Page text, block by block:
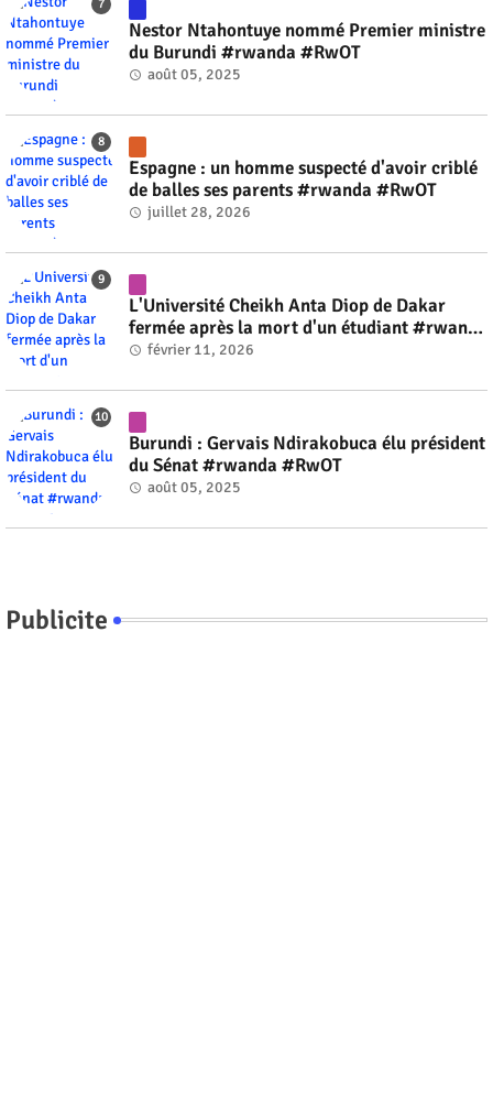
Nestor Ntahontuye nommé Premier ministre
du Burundi #rwanda #RwOT
août 05, 2025
Espagne : un homme suspecté d'avoir criblé
de balles ses parents #rwanda #RwOT
juillet 28, 2026
L'Université Cheikh Anta Diop de Dakar
fermée après la mort d'un étudiant #rwanda
#RwOT
février 11, 2026
Burundi : Gervais Ndirakobuca élu président
du Sénat #rwanda #RwOT
août 05, 2025
Publicite